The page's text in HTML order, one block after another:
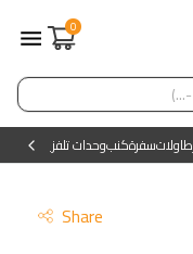
0
طاولاتسفرةكنبوحدات تلفزيون
Share